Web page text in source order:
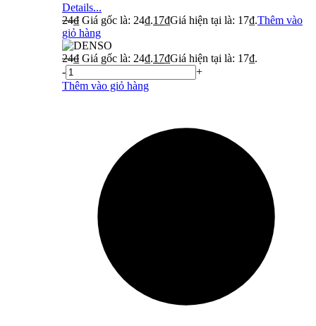
Details...
24₫ Giá gốc là: 24₫.17₫Giá hiện tại là: 17₫.Thêm vào
giỏ hàng
24₫ Giá gốc là: 24₫.17₫Giá hiện tại là: 17₫.
-
+
Thêm vào giỏ hàng